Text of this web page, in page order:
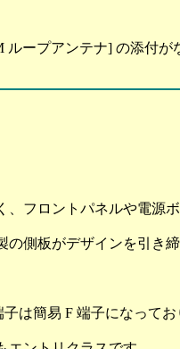
ループアンテナ] の添付が
、フロントパネルや電源
の側板がデザインを引き締
は簡易 F 端子になって